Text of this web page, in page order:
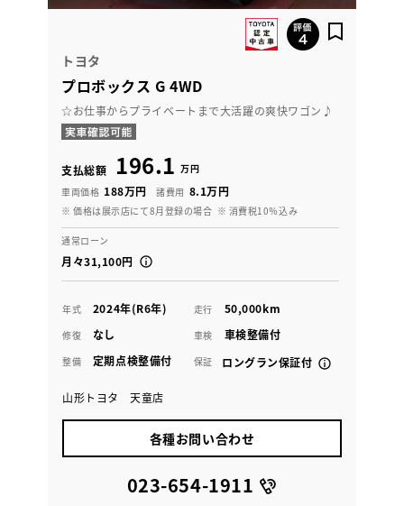
トヨタ
プロボックス G 4WD
☆お仕事からプライベートまで大活躍の爽快ワゴン♪
支払総額 196.1 万円
車両価格 188万円 諸費用 8.1万円
※ 価格は展示店にて8月登録の場合 ※ 消費税10％込み
通常ローン
月々31,100円
年式 2024年(R6年) 走行 50,000km
修復 なし 車検 車検整備付
整備 定期点検整備付 保証 ロングラン保証付
山形トヨタ 天童店
各種お問い合わせ
023-654-1911